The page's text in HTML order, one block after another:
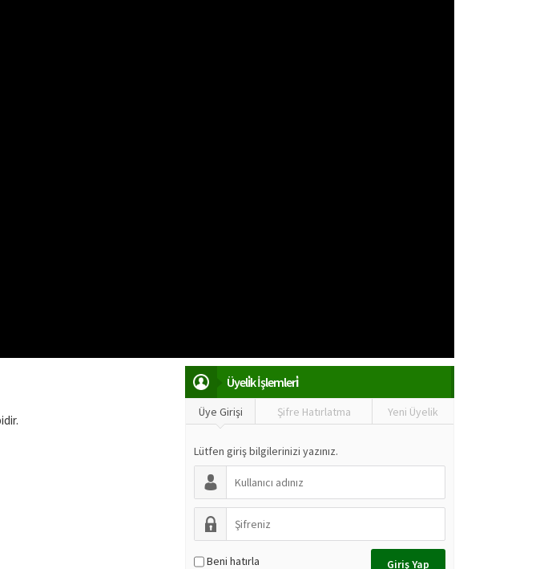
Üyeli̇k İşlemleri̇
Üye Girişi Şifre Hatırlatma Yeni Üyelik
Lütfen giriş bilgilerinizi yazınız.
Beni hatırla